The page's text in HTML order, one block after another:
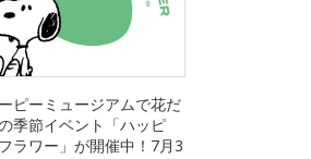
ピーミュージアムで花だ
季節イベント「ハッピ
ラワー」が開催中！7月3